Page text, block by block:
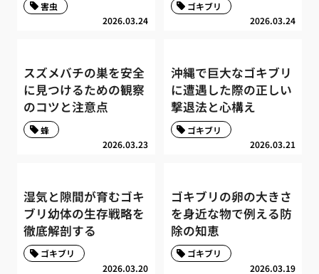
2026.03.24
害虫
2026.03.24
ゴキブリ
スズメバチの巣を安全
に見つけるための観察
のコツと注意点
2026.03.23
蜂
沖縄で巨大なゴキブリ
に遭遇した際の正しい
撃退法と心構え
2026.03.21
ゴキブリ
湿気と隙間が育むゴキ
ブリ幼体の生存戦略を
徹底解剖する
2026.03.20
ゴキブリ
ゴキブリの卵の大きさ
を身近な物で例える防
除の知恵
2026.03.19
ゴキブリ